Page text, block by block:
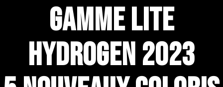
GAMME LITE
HYDROGEN 2023